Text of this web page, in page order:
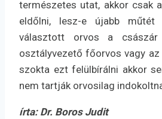
természetes utat, akkor csak
eldőlni, lesz-e újabb
választott orvos a
osztályvezető főorvos vagy
szokta ezt felülbírálni akkor
nem tartják orvosilag
írta: Dr. Boros Judit